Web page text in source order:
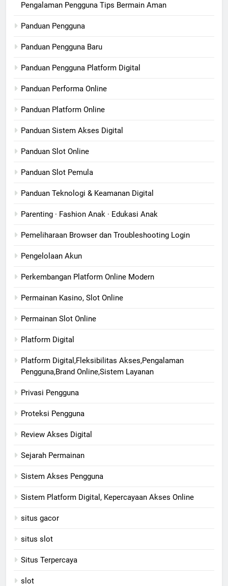
Pengalaman Pengguna Tips Bermain Aman
Panduan Pengguna
Panduan Pengguna Baru
Panduan Pengguna Platform Digital
Panduan Performa Online
Panduan Platform Online
Panduan Sistem Akses Digital
Panduan Slot Online
Panduan Slot Pemula
Panduan Teknologi & Keamanan Digital
Parenting · Fashion Anak · Edukasi Anak
Pemeliharaan Browser dan Troubleshooting Login
Pengelolaan Akun
Perkembangan Platform Online Modern
Permainan Kasino, Slot Online
Permainan Slot Online
Platform Digital
Platform Digital,Fleksibilitas Akses,Pengalaman
Pengguna,Brand Online,Sistem Layanan
Privasi Pengguna
Proteksi Pengguna
Review Akses Digital
Sejarah Permainan
Sistem Akses Pengguna
Sistem Platform Digital, Kepercayaan Akses Online
situs gacor
situs slot
Situs Terpercaya
slot